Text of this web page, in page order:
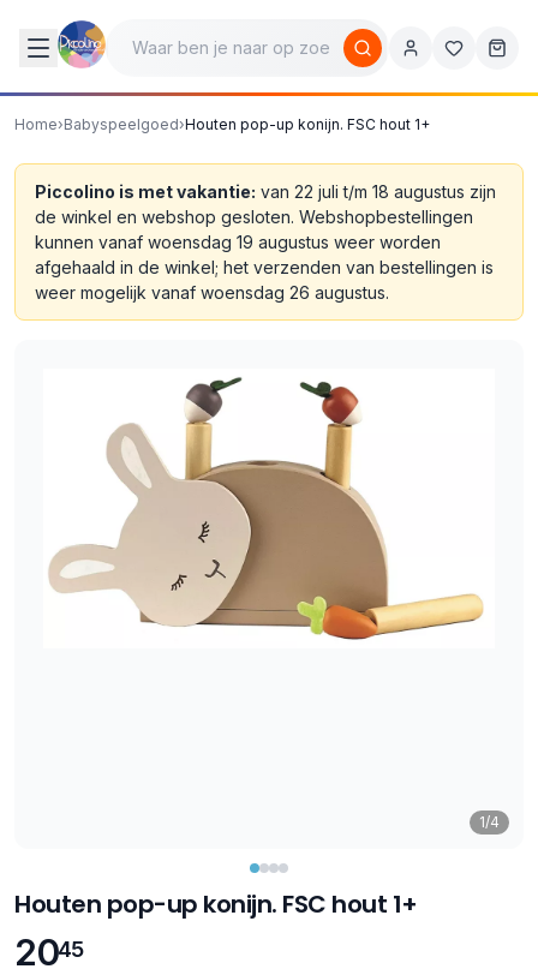
Home›Babyspeelgoed›Houten pop-up konijn. FSC hout 1+
Piccolino is met vakantie: van 22 juli t/m 18 augustus zijn
de winkel en webshop gesloten. Webshopbestellingen
kunnen vanaf woensdag 19 augustus weer worden
afgehaald in de winkel; het verzenden van bestellingen is
weer mogelijk vanaf woensdag 26 augustus.
1/4
Houten pop-up konijn. FSC hout 1+
2045